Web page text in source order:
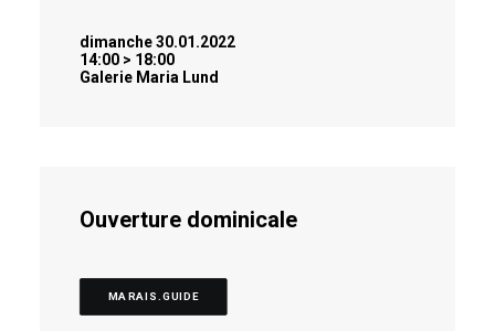
dimanche 30.01.2022
14:00 > 18:00
Galerie Maria Lund
Ouverture dominicale
MARAIS.GUIDE